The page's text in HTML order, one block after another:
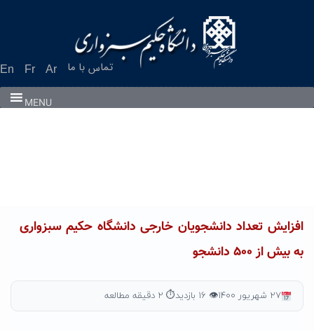
En Fr Ar تماس با ما
MENU
افزایش تعداد دانشجویان خارجی دانشگاه حکیم سبزواری
به بیش از ۵۰۰ دانشجو
۲۷ شهریور ۱۴۰۰ 👁 ۱۶ بازدید ⏱ ۲ دقیقه مطالعه